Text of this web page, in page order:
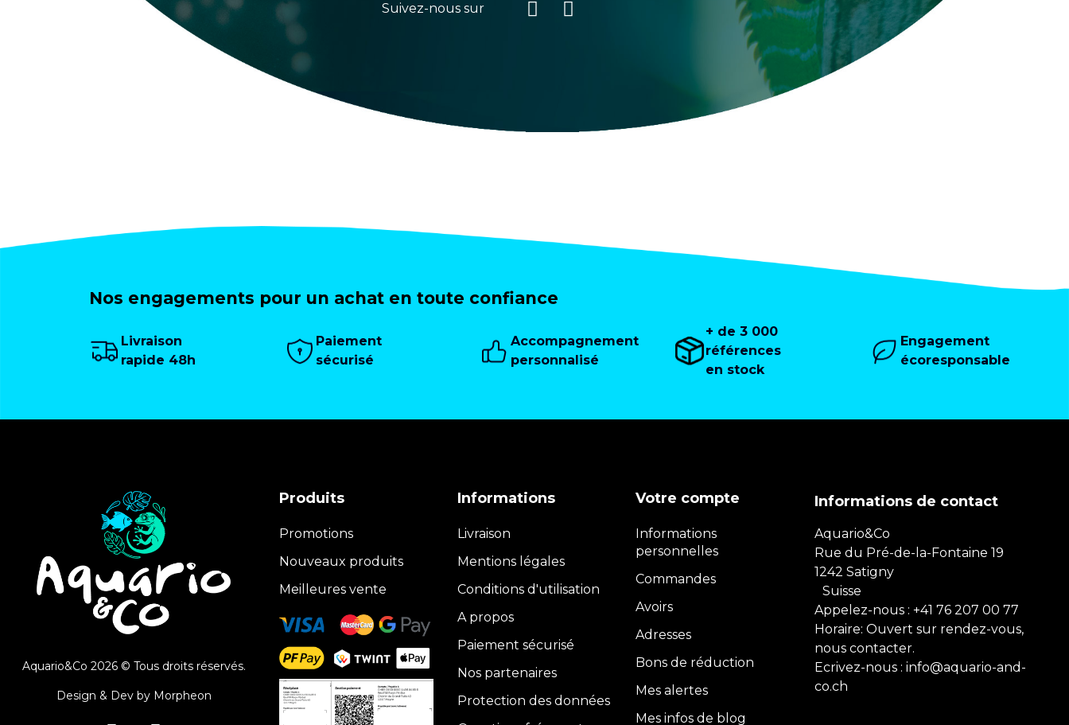
Suivez-nous sur
Nos engagements pour un achat en toute confiance
Livraison
rapide 48h
Paiement
sécurisé
Accompagnement
personnalisé
+ de 3 000
références
en stock
Engagement
écoresponsable
Aquario&Co 2026 © Tous droits réservés.
Design & Dev by Morpheon
Produits
Promotions
Nouveaux produits
Meilleures vente
Informations
Livraison
Mentions légales
Conditions d'utilisation
A propos
Paiement sécurisé
Nos partenaires
Protection des données
Votre compte
Informations
personnelles
Commandes
Avoirs
Adresses
Bons de réduction
Mes alertes
Mes infos de blog
Informations de contact
Aquario&Co
Rue du Pré-de-la-Fontaine 19
1242 Satigny
Suisse
Appelez-nous : +41 76 207 00 77
Horaire: Ouvert sur rendez-vous,
nous contacter.
Ecrivez-nous : info@aquario-and-
co.ch